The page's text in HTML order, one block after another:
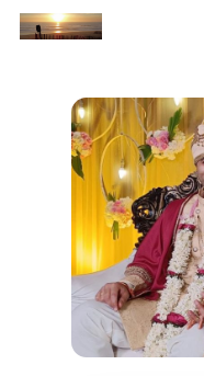
Hit enter to